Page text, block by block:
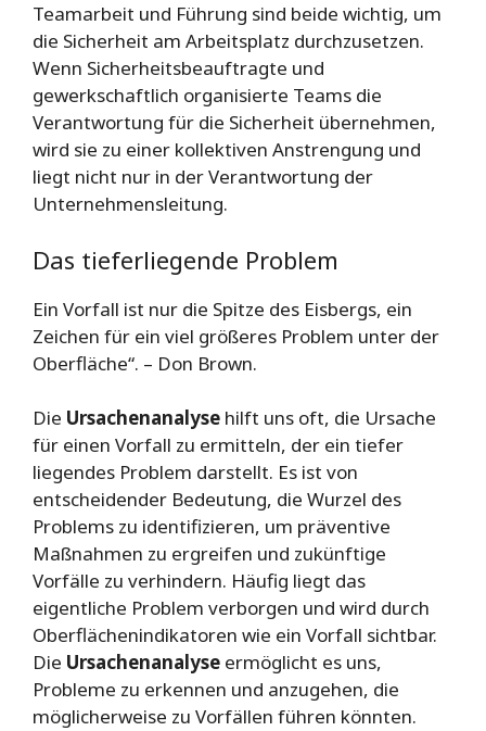
Teamarbeit und Führung sind beide wichtig, um
die Sicherheit am Arbeitsplatz durchzusetzen.
Wenn Sicherheitsbeauftragte und
gewerkschaftlich organisierte Teams die
Verantwortung für die Sicherheit übernehmen,
wird sie zu einer kollektiven Anstrengung und
liegt nicht nur in der Verantwortung der
Unternehmensleitung.
Das tieferliegende Problem
Ein Vorfall ist nur die Spitze des Eisbergs, ein
Zeichen für ein viel größeres Problem unter der
Oberfläche“. – Don Brown.
Die Ursachenanalyse hilft uns oft, die Ursache
für einen Vorfall zu ermitteln, der ein tiefer
liegendes Problem darstellt. Es ist von
entscheidender Bedeutung, die Wurzel des
Problems zu identifizieren, um präventive
Maßnahmen zu ergreifen und zukünftige
Vorfälle zu verhindern. Häufig liegt das
eigentliche Problem verborgen und wird durch
Oberflächenindikatoren wie ein Vorfall sichtbar.
Die Ursachenanalyse ermöglicht es uns,
Probleme zu erkennen und anzugehen, die
möglicherweise zu Vorfällen führen könnten.